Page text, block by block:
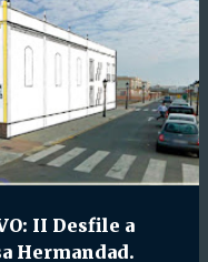
II Desfile a
Hermandad.